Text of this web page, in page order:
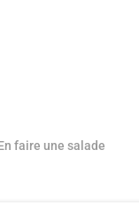
faire une salade